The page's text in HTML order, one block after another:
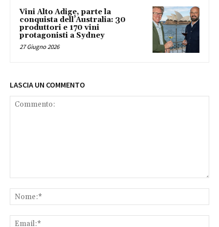
Vini Alto Adige, parte la
conquista dell’Australia: 30
produttori e 170 vini
protagonisti a Sydney
27 Giugno 2026
LASCIA UN COMMENTO